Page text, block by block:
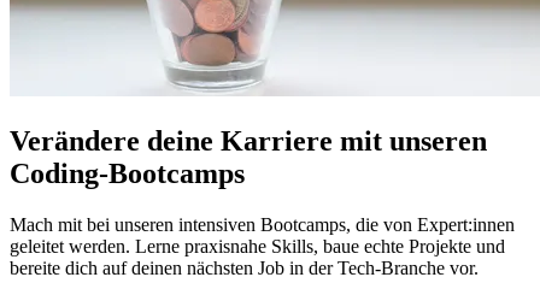
Verändere deine Karriere mit unseren
Coding-Bootcamps
Mach mit bei unseren intensiven Bootcamps, die von Expert:innen
geleitet werden. Lerne praxisnahe Skills, baue echte Projekte und
bereite dich auf deinen nächsten Job in der Tech-Branche vor.